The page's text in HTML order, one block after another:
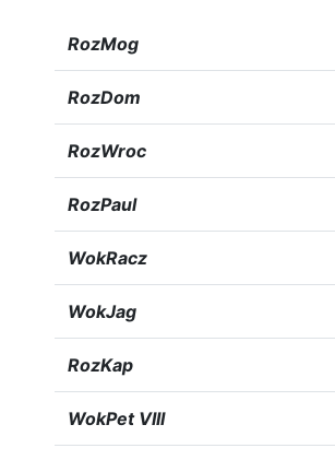
RozMog
RozDom
RozWroc
RozPaul
WokRacz
WokJag
RozKap
WokPet VIII